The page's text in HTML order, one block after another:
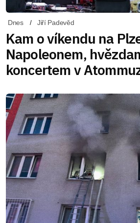
Dnes Jiří Padevěd
Kam o víkendu na
Napoleonem,
koncertem v